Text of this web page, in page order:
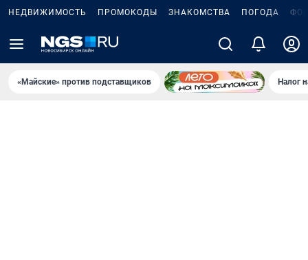
НЕДВИЖИМОСТЬ ПРОМОКОДЫ ЗНАКОМСТВА ПОГОДА
«Майские» против подставщиков Налог